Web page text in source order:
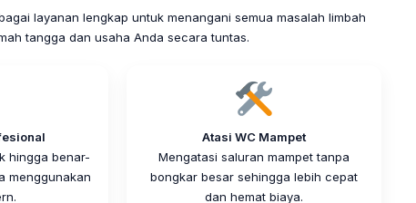
layanan lengkap untuk menangani semua masalah limbah
tangga dan usaha Anda secara tuntas.
hingga benar-
menggunakan
Atasi WC Mampet
Mengatasi saluran mampet tanpa
bongkar besar sehingga lebih cepat
dan hemat biaya.